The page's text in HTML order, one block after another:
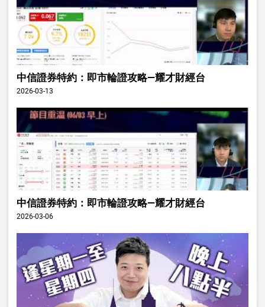
中信證券特約：即市輪證攻略—耀才財經台
2026-03-13
中信證券特約：即市輪證攻略—耀才財經台
2026-03-06